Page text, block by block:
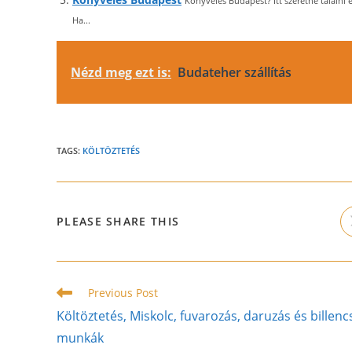
Ha...
Nézd meg ezt is: Budateher szállítás
TAGS: KÖLTÖZTETÉS
PLEASE SHARE THIS
Read
more
articles
Previous Post
Költöztetés, Miskolc, fuvarozás, daruzás és
munkák